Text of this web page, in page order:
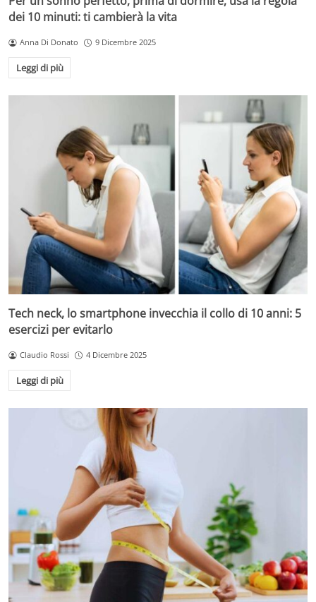
dei 10 minuti: ti cambierà la vita
Anna Di Donato 9 Dicembre 2025
Leggi di più
Tech neck, lo smartphone invecchia il collo di 10 anni: 5
esercizi per evitarlo
Claudio Rossi 4 Dicembre 2025
Leggi di più